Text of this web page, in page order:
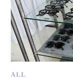
ALL